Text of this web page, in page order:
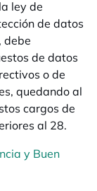
ley de
de datos
debe
de datos
o de
quedando al
cargos de
al 28.
y Buen